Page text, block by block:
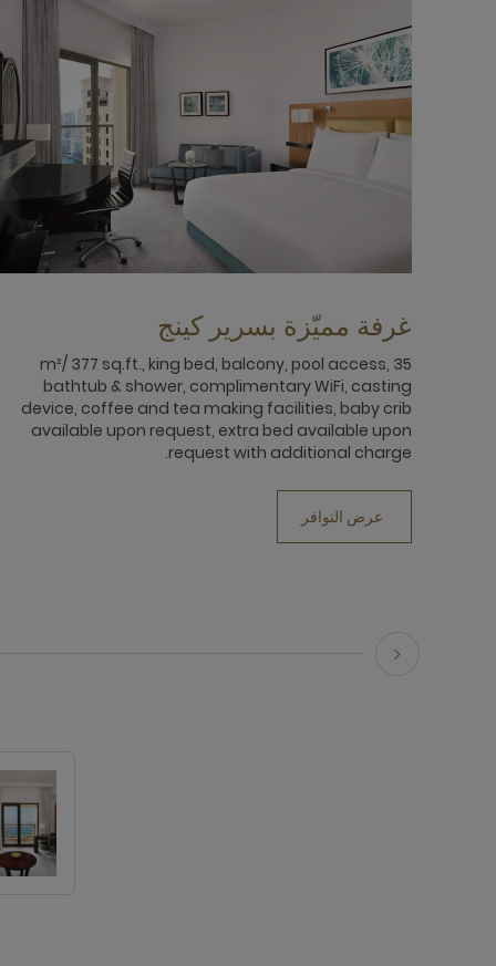
غرفة مميّزة بسرير كينج
35 m²/ 377 sq.ft., king bed, balcony, pool access,
bathtub & shower, complimentary WiFi, casting
device, coffee and tea making facilities, baby crib
available upon request, extra bed available upon
request with additional charge.
عرض التوافر